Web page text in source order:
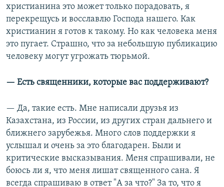
христианина это может только порадовать, я
перекрещусь и восславлю Господа нашего. Как
христианин я готов к такому. Но как человека меня
это пугает. Страшно, что за небольшую публикацию
человеку могут угрожать тюрьмой.
— Есть священники, которые вас поддерживают?
— Да, такие есть. Мне написали друзья из
Казахстана, из России, из других стран дальнего и
ближнего зарубежья. Много слов поддержки я
услышал и очень за это благодарен. Были и
критические высказывания. Меня спрашивали, не
боюсь ли я, что меня лишат священного сана. Я
всегда спрашиваю в ответ "А за что?" За то, что я